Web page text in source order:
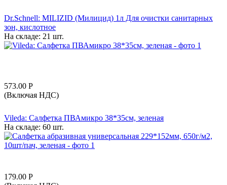
Dr.Schnell: MILIZID (Милицид) 1л Для очистки санитарных
зон, кислотное
На складе: 21 шт.
573.00 Р
(Включая НДС)
Vileda: Салфетка ПВАмикро 38*35см, зеленая
На складе: 60 шт.
179.00 Р